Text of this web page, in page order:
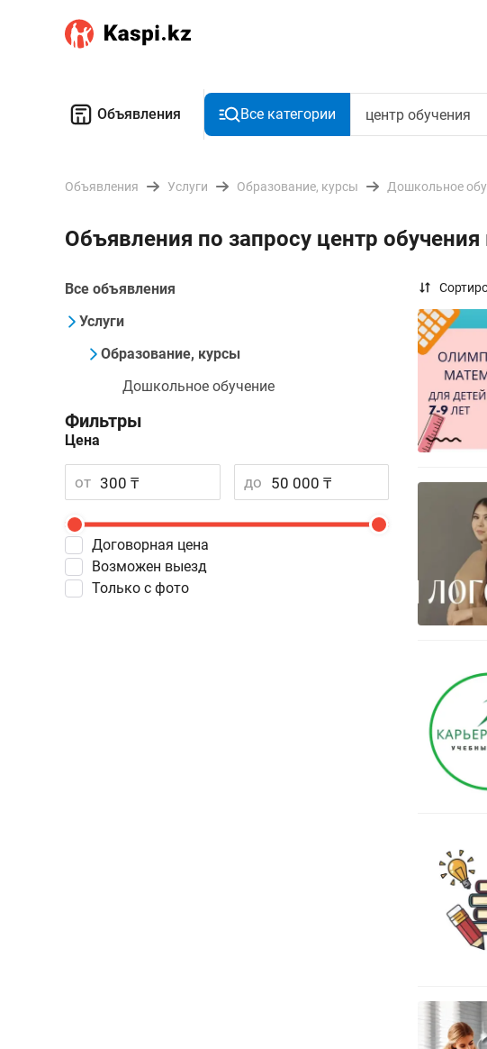
Объявления Все категории
Объявления Услуги Образование, курсы Дошкольное
Объявления по запросу центр обучения
Все объявления
Услуги
Образование, курсы
Дошкольное обучение
Фильтры
Цена
от до
Договорная цена
Возможен выезд
Только с фото